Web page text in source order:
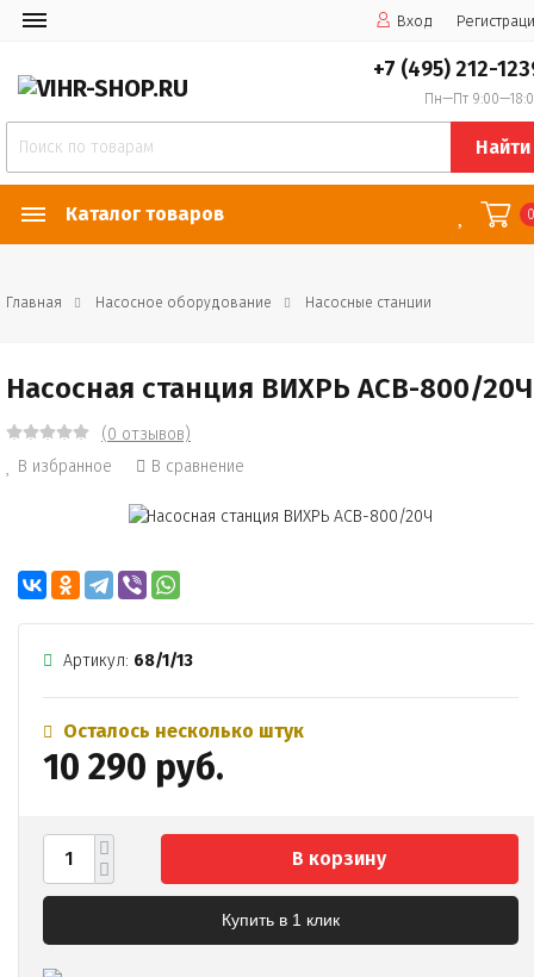
Вход
+7 (495) 212-
Пн—Пт
Найти
Каталог товаров
Главная Насосное оборудование Насосные станции
Насосная станция ВИХРЬ АСВ-800/20Ч
(0 отзывов)
В избранное
В сравнение
Артикул: 68/1/13
Осталось несколько штук
10 290 руб.
В корзину
Купить в 1 клик